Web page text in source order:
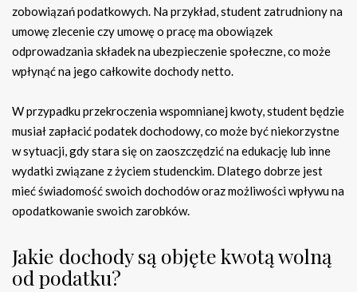
zobowiązań podatkowych. Na przykład, student zatrudniony na
umowę zlecenie czy umowę o pracę ma obowiązek
odprowadzania składek na ubezpieczenie społeczne, co może
wpłynąć na jego całkowite dochody netto.
W przypadku przekroczenia wspomnianej kwoty, student będzie
musiał zapłacić podatek dochodowy, co może być niekorzystne
w sytuacji, gdy stara się on zaoszczędzić na edukację lub inne
wydatki związane z życiem studenckim. Dlatego dobrze jest
mieć świadomość swoich dochodów oraz możliwości wpływu na
opodatkowanie swoich zarobków.
Jakie dochody są objęte kwotą wolną
od podatku?